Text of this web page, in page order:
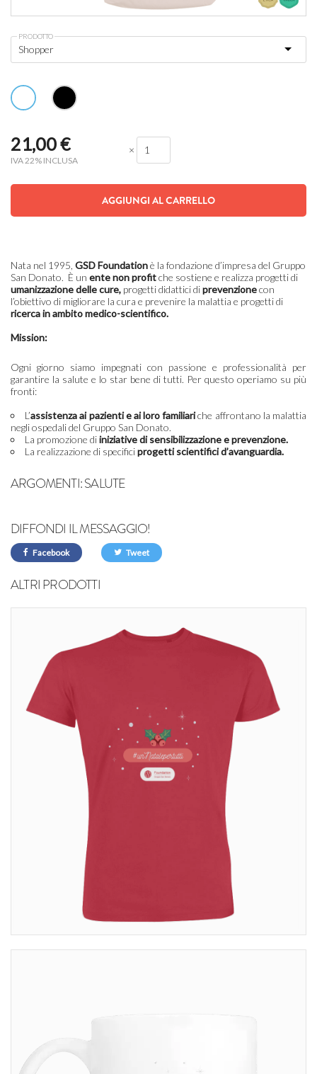
PRODOTTO
21,00€
IVA 22% INCLUSA
×
AGGIUNGI AL CARRELLO
Nata nel 1995, GSD Foundationè la fondazione d’impresa del Gruppo
San Donato. È un ente non profitche sostiene e realizza progetti di
umanizzazione delle cure, progetti didattici diprevenzionecon
l’obiettivo di migliorare la cura e prevenire la malattia e progetti di
ricerca in ambito medico-scientifico.
Mission:
Ogni giorno siamo impegnati con passione e professionalità per
garantire la salute e lo star bene di tutti. Per questo operiamo su più
fronti:
L’assistenza ai pazienti e ai loro familiariche affrontano la malattia
negli ospedali del Gruppo San Donato.
L a promozione diiniziative di sensibilizzazione e prevenzione.
La realizzazione di specificiprogetti scientifici d’avanguardia.
ARGOMENTI:SALUTE
DIFFONDI IL MESSAGGIO!
Facebook Tweet
ALTRI PRODOTTI